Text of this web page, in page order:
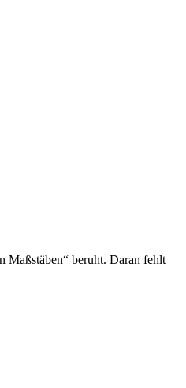
Maßstäben“ beruht. Daran fehlt